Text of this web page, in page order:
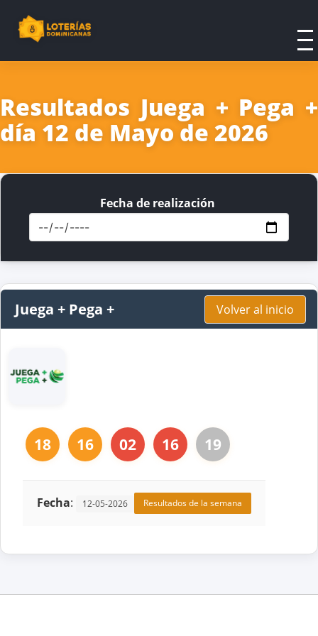
Resultados Juega + Pega +
día 12 de Mayo de 2026
Fecha de realización
Juega + Pega + Volver al inicio
18 16 02 16 19
Fecha: 12-05-2026 Resultados de la semana